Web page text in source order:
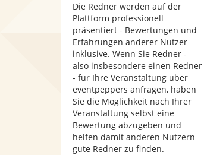
Die Redner werden auf der
Plattform professionell
präsentiert - Bewertungen und
Erfahrungen anderer Nutzer
inklusive. Wenn Sie Redner -
also insbesondere einen Redner
- für Ihre Veranstaltung über
eventpeppers anfragen, haben
Sie die Möglichkeit nach Ihrer
Veranstaltung selbst eine
Bewertung abzugeben und
helfen damit anderen Nutzern
gute Redner zu finden.